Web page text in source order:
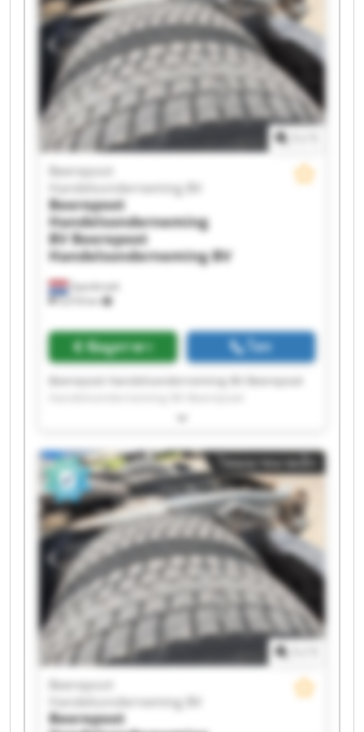
Handelsonderneming BV Beerepoot
Handelsonderneming BV Beerepoot
Handelsonderneming BV Beerepoot
Handelsonderneming BV Beerepoot
Handelsonderneming BV Beerepoot
Handelsonderneming BV Beerepoot
Handelsonderneming BV Beerepoot
Handelsonderneming BV Beerepoot
Handelsonderneming BV Beerepoot
Handelsonderneming BV Beerepoot
Handelsonderneming BV Beerepoot
Handelsonderneming BV
Spanbroek
9,018 km
Beerepoot
Handelsonderneming BV
Beerepoot
Handelsonderneming
BV Beerepoot
Handelsonderneming BV
ข้อมูลราคา โทร
Beerepoot Handelsonderneming BV Beerepoot
Handelsonderneming BV Beerepoot
Handelsonderneming BV Beerepoot
Handelsonderneming BV Beerepoot
Handelsonderneming BV Beerepoot
Handelsonderneming BV Beerepoot
Handelsonderneming BV Beerepoot
Handelsonderneming BV Beerepoot
Handelsonderneming BV Beerepoot
Handelsonderneming BV Beerepoot
Handelsonderneming BV Beerepoot
Handelsonderneming BV Beerepoot
Handelsonderneming BV Beerepoot
Handelsonderneming BV Beerepoot
Handelsonderneming BV Beerepoot
Handelsonderneming BV Beerepoot
Handelsonderneming BV Beerepoot
Handelsonderneming BV
โฆษณาขนาดเล็ก
Beerepoot
Handelsonderneming BV
Beerepoot